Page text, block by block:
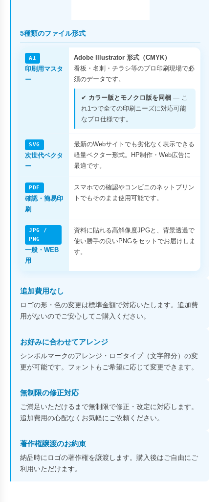
5種類のファイル形式
AI
印刷用マスタ
ー
Adobe Illustrator 形式（CMYK）
看板・名刺・チラシ等のプロ印刷現場で必
須のデータです。
✔ カラー版とモノクロ版を同梱 — こ
れ1つで全ての印刷ニーズに対応可能
なプロ仕様です。
SVG
次世代ベクタ
ー
最新のWebサイトでも劣化なく表示できる
軽量ベクター形式。HP制作・Web広告に
最適です。
PDF
確認・簡易印
刷
スマホでの確認やコンビニのネットプリン
トでもそのまま使用可能です。
JPG /
PNG
一般・WEB
用
資料に貼れる高解像度JPGと、背景透過で
使い勝手の良いPNGをセットでお届けしま
す。
追加費用なし
ロゴの形・色の変更は標準金額で対応いたします。追加費
用がないのでご安心してご購入ください。
お好みに合わせてアレンジ
シンボルマークのアレンジ・ロゴタイプ（文字部分）の変
更が可能です。フォントもご希望に応じて変更できます。
無制限の修正対応
ご満足いただけるまで無制限で修正・改定に対応します。
追加費用の心配なくお気軽にご依頼ください。
著作権譲渡のお約束
納品時にロゴの著作権を譲渡します。購入後はご自由にご
利用いただけます。